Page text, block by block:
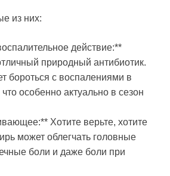
из них:
действие:**
природный антибиотик.
бороться с воспалениями в
особенно актуально в сезон
Хотите верьте, хотите
может облегчать головные
боли и даже боли при